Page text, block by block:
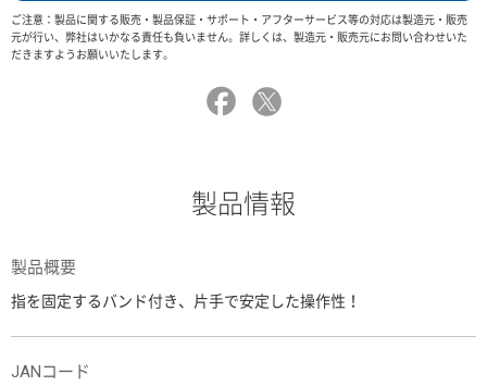
ご注意：製品に関する販売・製品保証・サポート・アフターサービス等の対応は製造元・販売
元が行い、弊社はいかなる責任も負いません。詳しくは、製造元・販売元にお問い合わせいた
だきますようお願いいたします。
製品情報
製品概要
指を固定するバンド付き、片手で安定した操作性！
JANコード